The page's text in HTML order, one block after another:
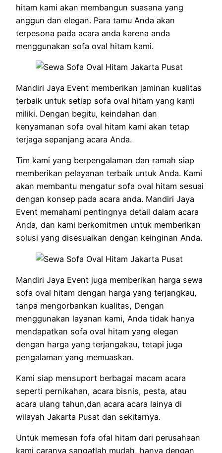
hitam kami akan membangun suasana yang
anggun dan elegan. Para tamu Anda akan
terpesona pada acara anda karena anda
menggunakan sofa oval hitam kami.
Mandiri Jaya Event memberikan jaminan kualitas
terbaik untuk setiap sofa oval hitam yang kami
miliki. Dengan begitu, keindahan dan
kenyamanan sofa oval hitam kami akan tetap
terjaga sepanjang acara Anda.
Tim kami yang berpengalaman dan ramah siap
memberikan pelayanan terbaik untuk Anda. Kami
akan membantu mengatur sofa oval hitam sesuai
dengan konsep pada acara anda. Mandiri Jaya
Event memahami pentingnya detail dalam acara
Anda, dan kami berkomitmen untuk memberikan
solusi yang disesuaikan dengan keinginan Anda.
Mandiri Jaya Event juga memberikan harga sewa
sofa oval hitam dengan harga yang terjangkau,
tanpa mengorbankan kualitas, Dengan
menggunakan layanan kami, Anda tidak hanya
mendapatkan sofa oval hitam yang elegan
dengan harga yang terjangakau, tetapi juga
pengalaman yang memuaskan.
Kami siap mensuport berbagai macam acara
seperti pernikahan, acara bisnis, pesta, atau
acara ulang tahun,dan acara acara lainya di
wilayah Jakarta Pusat dan sekitarnya.
Untuk memesan fofa ofal hitam dari perusahaan
kami caranya sangatlah mudah, hanya dengan